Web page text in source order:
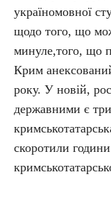
україномовної
щодо того, що
минуле,того, що
Крим
року. У новій,
державними є три
скоротили